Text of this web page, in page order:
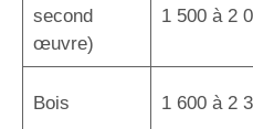
second
œuvre)
1 500 à 2
Bois 1 600 à 2